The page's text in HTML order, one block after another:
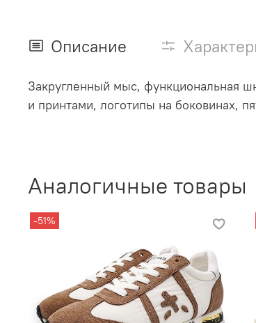
Описание
Закругленный мыс, функциональная
и принтами, логотипы на боковинах,
Аналогичные товары
-51%